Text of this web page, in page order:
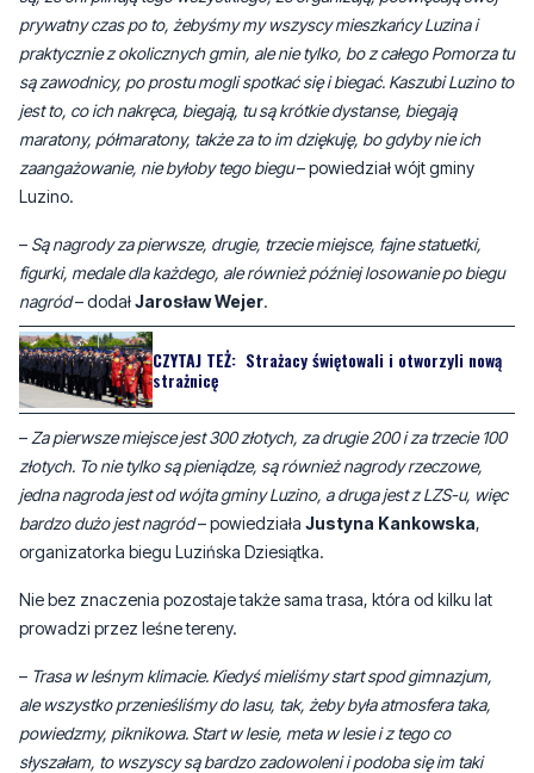
prywatny czas po to, żebyśmy my wszyscy mieszkańcy Luzina i
praktycznie z okolicznych gmin, ale nie tylko, bo z całego Pomorza tu
są zawodnicy, po prostu mogli spotkać się i biegać. Kaszubi Luzino to
jest to, co ich nakręca, biegają, tu są krótkie dystanse, biegają
maratony, półmaratony, także za to im dziękuję, bo gdyby nie ich
zaangażowanie, nie byłoby tego biegu– powiedział wójt gminy
Luzino.
– Są nagrody za pierwsze, drugie, trzecie miejsce, fajne statuetki,
figurki, medale dla każdego, ale również później losowanie po biegu
nagród– dodałJarosław Wejer.
CZYTAJ TEŻ: Strażacy świętowali i otworzyli nową
strażnicę
– Za pierwsze miejsce jest 300 złotych, za drugie 200 i za trzecie 100
złotych. To nie tylko są pieniądze, są również nagrody rzeczowe,
jedna nagroda jest od wójta gminy Luzino, a druga jest z LZS-u, więc
bardzo dużo jest nagród– powiedziała Justyna Kankowska,
organizatorka biegu Luzińska Dziesiątka.
Nie bez znaczenia pozostaje także sama trasa, która od kilku lat
prowadzi przez leśne tereny.
– Trasa w leśnym klimacie. Kiedyś mieliśmy start spod gimnazjum,
ale wszystko przenieśliśmy do lasu, tak, żeby była atmosfera taka,
powiedzmy, piknikowa. Start w lesie, meta w lesie i z tego co
słyszałam, to wszyscy są bardzo zadowoleni i podoba się im taki